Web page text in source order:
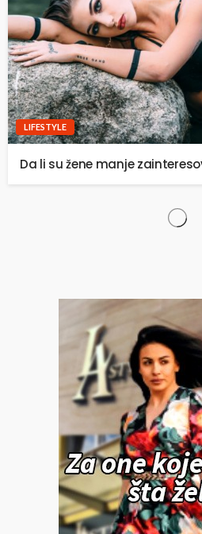
LIFESTYLE
Da li su žene manje